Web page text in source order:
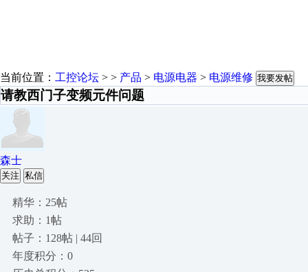
当前位置： 工控论坛 > > 产品 > 电源电器 > 电源维修 我要发帖
请教西门子变频元件问题
森士
关注 私信
精华：25帖
求助：1帖
帖子：128帖 | 44回
年度积分：0